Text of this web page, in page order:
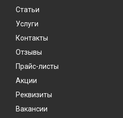
Статьи
Услуги
Контакты
Отзывы
Прайс-листы
Акции
Реквизиты
Вакансии